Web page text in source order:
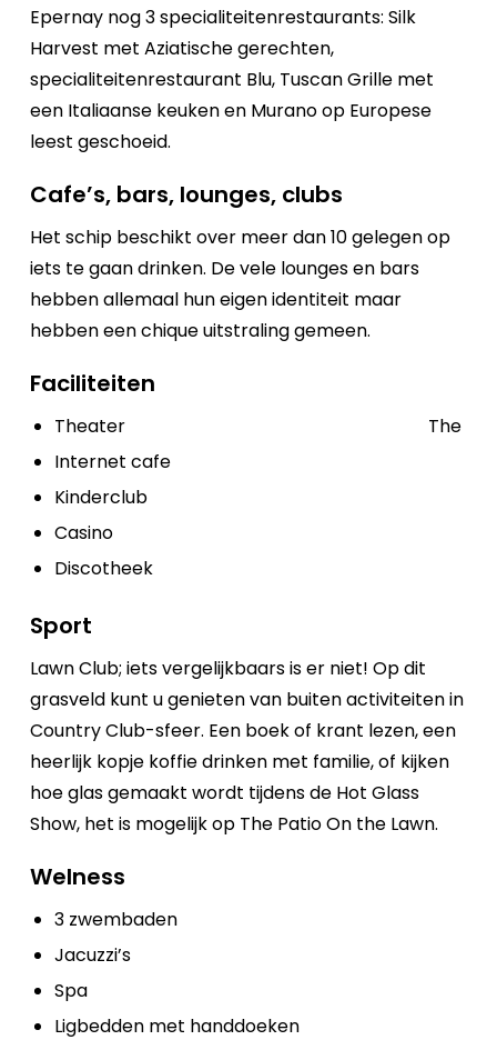
Epernay nog 3 specialiteitenrestaurants: Silk
Harvest met Aziatische gerechten,
specialiteitenrestaurant Blu, Tuscan Grille met
een Italiaanse keuken en Murano op Europese
leest geschoeid.
Cafe’s, bars, lounges, clubs
Het schip beschikt over meer dan 10 gelegen op
iets te gaan drinken. De vele lounges en bars
hebben allemaal hun eigen identiteit maar
hebben een chique uitstraling gemeen.
Faciliteiten
Theater
Internet cafe
Kinderclub
Casino
Discotheek
Sport
The
Lawn Club; iets vergelijkbaars is er niet! Op dit
grasveld kunt u genieten van buiten activiteiten in
Country Club-sfeer. Een boek of krant lezen, een
heerlijk kopje koffie drinken met familie, of kijken
hoe glas gemaakt wordt tijdens de Hot Glass
Show, het is mogelijk op The Patio On the Lawn.
Welness
3 zwembaden
Jacuzzi’s
Spa
Ligbedden met handdoeken